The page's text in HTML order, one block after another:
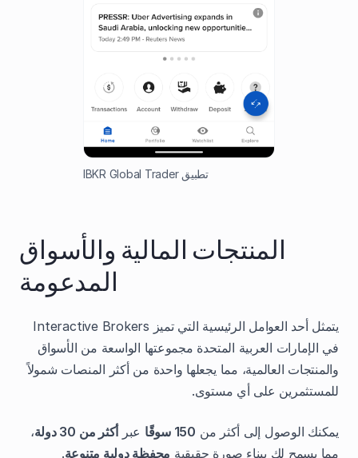
تطبيق IBKR Global Trader
المنتجات المالية والأسواق
المدعومة
يتمثل أحد العوامل الرئيسية التي تميز Interactive Brokers
في الإمارات العربية المتحدة مجموعتها الواسعة من الأسواق
والمنتجات العالمية، مما يجعلها واحدة من أكثر المنصات شمولاً
للمستثمرين على أي مستوى.
يمكنك الوصول إلى أكثر من 150 سوقًا عبرأكثر من 30 دولة
،
مما يسمح لك ببناء صورة حقيقية محفظة دولية متنوعة.